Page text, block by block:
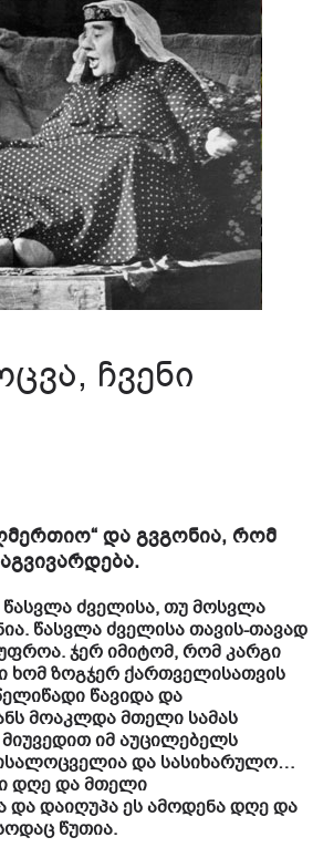
ჩვენი
და გვგონია, რომ
ძველისა, თუ მოსვლა
წასვლა ძველისა თავის-თავად
ჯერ იმიტომ, რომ კარგი
ხომ ზოგჯერ ქართველისათვის
წავიდა და
მოაკლდა მთელი სამას
იმ აუცილებელს
და სასიხარულო…
დღე და მთელი
და დაიღუპა ეს ამოდენა დღე და
წუთია.